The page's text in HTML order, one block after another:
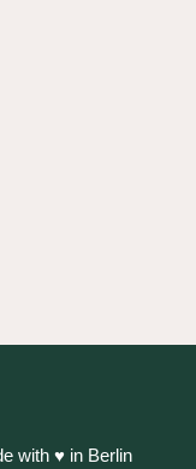
with ♥ in Berlin